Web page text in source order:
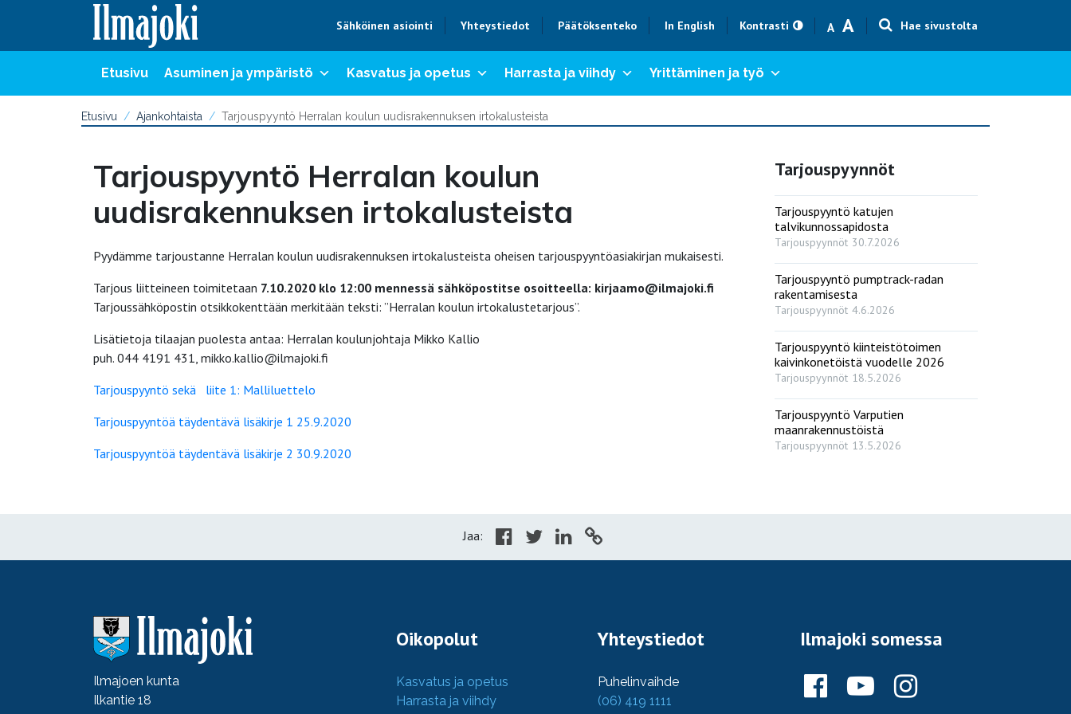
Sähköinen asiointi Yhteystiedot Päätöksenteko In English Kontrasti A
Text size smaller
AText size bigger
Hae sivustolta
Etusivu Asuminen ja ympäristö Kasvatus ja opetus Harrasta ja viihdy Yrittäminen ja työ
Etusivu Ajankohtaista Tarjouspyyntö Herralan koulun uudisrakennuksen irtokalusteista
Tarjouspyyntö Herralan koulun
uudisrakennuksen irtokalusteista
Pyydämme tarjoustanne Herralan koulun uudisrakennuksen irtokalusteista oheisen tarjouspyyntöasiakirjan mukaisesti.
Tarjous liitteineen toimitetaan 7.10.2020 klo 12:00 mennessä sähköpostitse osoitteella: kirjaamo@ilmajoki.fi
Tarjoussähköpostin otsikkokenttään merkitään teksti: ”Herralan koulun irtokalustetarjous”.
Lisätietoja tilaajan puolesta antaa: Herralan koulunjohtaja Mikko Kallio
puh. 044 4191 431, mikko.kallio@ilmajoki.fi
Tarjouspyyntö sekä liite 1: Malliluettelo
Tarjouspyyntöä täydentävä lisäkirje 1 25.9.2020
Tarjouspyyntöä täydentävä lisäkirje 2 30.9.2020
Tarjouspyynnöt
Tarjouspyyntö katujen
talvikunnossapidosta
Tarjouspyynnöt 30.7.2026
Tarjouspyyntö pumptrack-radan
rakentamisesta
Tarjouspyynnöt 4.6.2026
Tarjouspyyntö kiinteistötoimen
kaivinkonetöistä vuodelle 2026
Tarjouspyynnöt 18.5.2026
Tarjouspyyntö Varputien
maanrakennustöistä
Tarjouspyynnöt 13.5.2026
Jaa:
Ilmajoen kunta
Ilkantie 18
Oikopolut
Kasvatus ja opetus
Harrasta ja viihdy
Yhteystiedot
Puhelinvaihde
(06) 419 1111
Ilmajoki somessa